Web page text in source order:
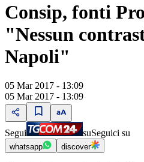
Consip, fonti
"Nessun
Napoli"
05 Mar 2017 - 13:09
05 Mar 2017 - 13:09
Segui suSeguici su
whatsapp discover